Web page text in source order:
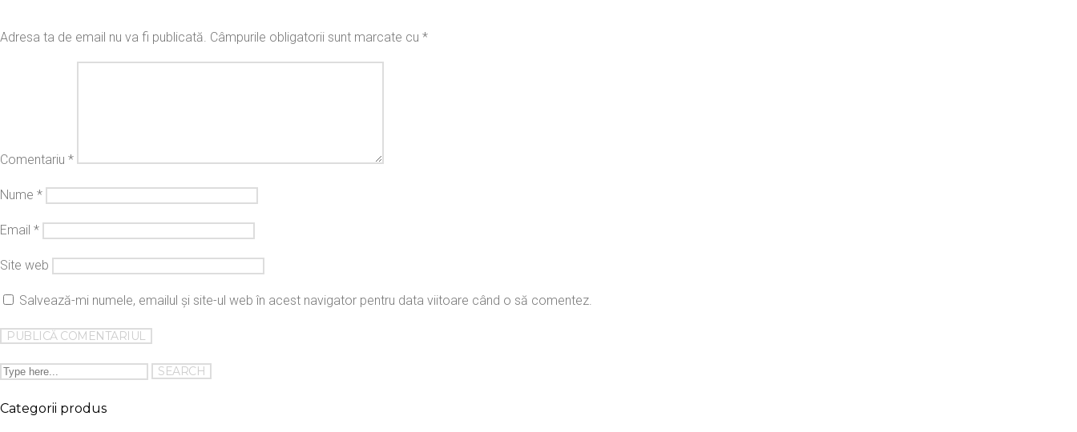
Adresa ta de email nu va fi publicată. Câmpurile obligatorii sunt marcate cu *
Comentariu *
Nume *
Email *
Site web
Salvează-mi numele, emailul și site-ul web în acest navigator pentru data viitoare când o să comentez.
Categorii produs